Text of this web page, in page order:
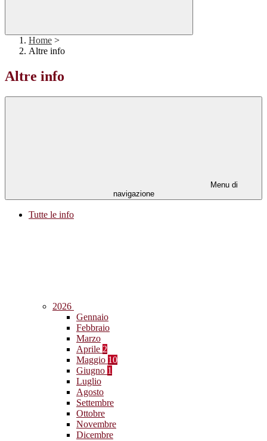
Home >
Altre info
Altre info
Menu di
navigazione
Tutte le info
2026
Gennaio
Febbraio
Marzo
Aprile 2
Maggio 10
Giugno 1
Luglio
Agosto
Settembre
Ottobre
Novembre
Dicembre